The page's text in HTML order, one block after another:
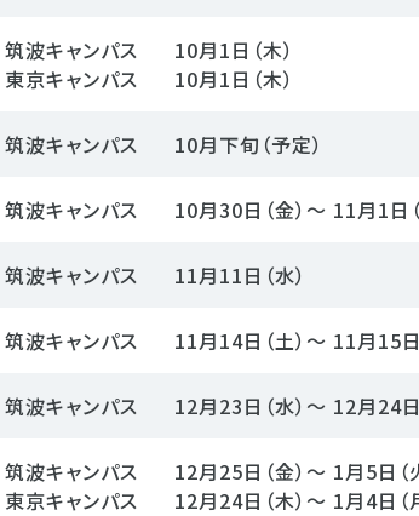
筑波キャンパス
10月1日（木）
東京キャンパス
10月1日（木）
筑波キャンパス 10月下旬（予定）
筑波キャンパス 10月30日（金）～ 11月1日
筑波キャンパス 11月11日（水）
筑波キャンパス 11月14日（土）～ 11月15日
筑波キャンパス 12月23日（水）～ 12月24日
筑波キャンパス
12月25日（金）～ 1月5日（
東京キャンパス
12月24日（木）～ 1月4日（